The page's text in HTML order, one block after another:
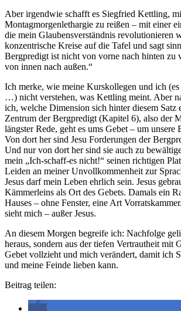
Aber irgendwie schafft es Siegfried Kettling,
Montagmorgenlethargie zu reißen – mit einer
die mein Glaubensverständnis revolutionieren
konzentrische Kreise auf die Tafel und sagt
Bergpredigt ist nicht von vorne nach hinten zu
von innen nach außen.“
Ich merke, wie meine Kurskollegen und ich
…) nicht verstehen, was Kettling meint. Aber
ich, welche Dimension sich hinter diesem Satz
Zentrum der Bergpredigt (Kapitel 6), also der
längster Rede, geht es ums Gebet – um unsere
Von dort her sind Jesu Forderungen der
Und nur von dort her sind sie auch zu
mein „Ich-schaff-es nicht!“ seinen richtigen
Leiden an meiner Unvollkommenheit zur
Jesus darf mein Leben ehrlich sein. Jesus
Kämmerleins als Ort des Gebets. Damals ein
Hauses – ohne Fenster, eine Art
sieht mich – außer Jesus.
An diesem Morgen begreife ich: Nachfolge
heraus, sondern aus der tiefen Vertrautheit mit
Gebet vollzieht und mich verändert, damit ich
und meine Feinde lieben kann.
Beitrag teilen: